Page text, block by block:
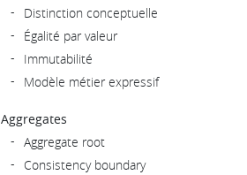
Distinction conceptuelle
Égalité par valeur
Immutabilité
Modèle métier expressif
Aggregates
Aggregate root
Consistency boundary